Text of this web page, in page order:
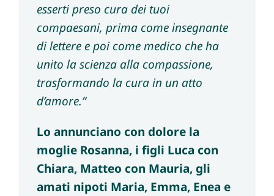
esserti preso cura dei tuoi
compaesani, prima come insegnante
di lettere e poi come medico che ha
unito la scienza alla compassione,
trasformando la cura in un atto
d’amore.”
Lo annunciano con dolore la
moglie Rosanna, i figli Luca con
Chiara, Matteo con Mauria, gli
amati nipoti Maria, Emma, Enea e